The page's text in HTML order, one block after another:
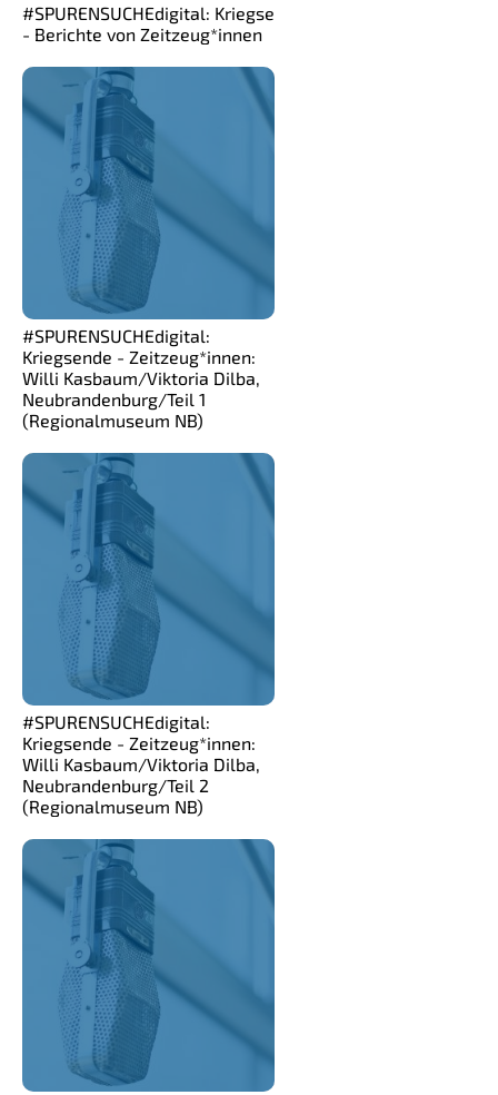
#SPURENSUCHEdigital: Kriegsende
- Berichte von Zeitzeug*innen
#SPURENSUCHEdigital:
Kriegsende - Zeitzeug*innen:
Willi Kasbaum/Viktoria Dilba,
Neubrandenburg/Teil 1
(Regionalmuseum NB)
#SPURENSUCHEdigital:
Kriegsende - Zeitzeug*innen:
Willi Kasbaum/Viktoria Dilba,
Neubrandenburg/Teil 2
(Regionalmuseum NB)